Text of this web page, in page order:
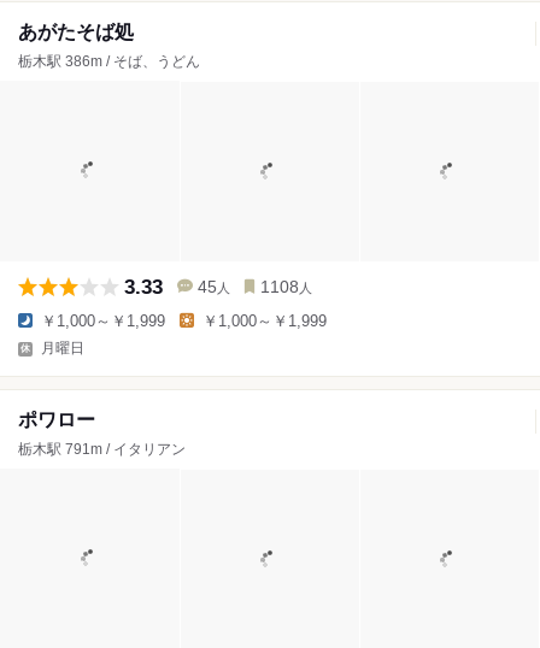
あがたそば処
栃木駅 386m / そば、うどん
3.33 45 人 1108 人
￥1,000～￥1,999 ￥1,000～￥1,999
月曜日
ポワロー
栃木駅 791m / イタリアン